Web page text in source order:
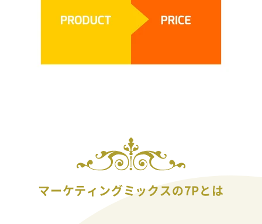
マーケティングミックスの7Pとは